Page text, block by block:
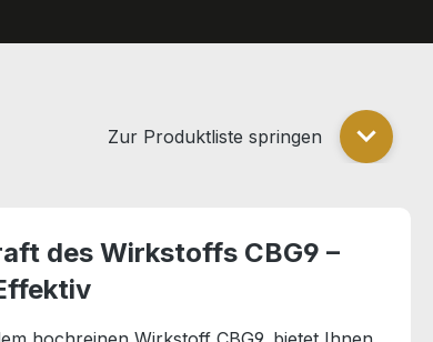
Zur Produktliste springen
Zur
des Wirkstoffs CBG9 –